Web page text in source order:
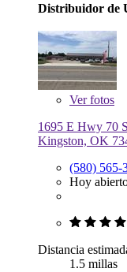
Distribuidor de
Verfotos
1695 E Hwy 70
Kingston, OK
(580) 565-
Hoy
Distancia
1.5 millas